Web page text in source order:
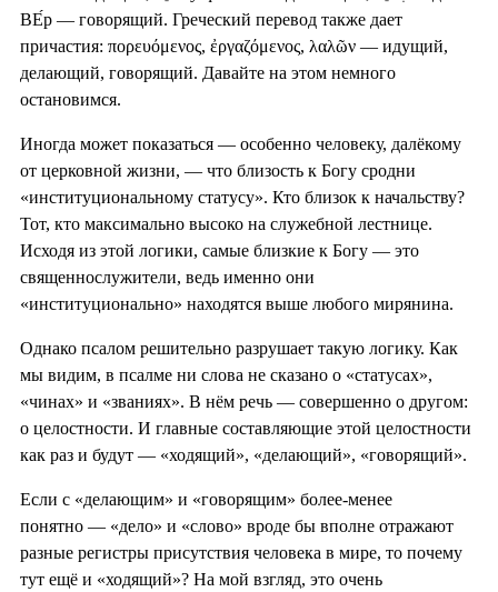
ВЕ́р — говорящий. Греческий перевод также дает
причастия: πορευόμενος, ἐργαζόμενος, λαλῶν — идущий,
делающий, говорящий. Давайте на этом немного
остановимся.
Иногда может показаться — особенно человеку, далёкому
от церковной жизни, — что близость к Богу сродни
«институциональному статусу». Кто близок к начальству?
Тот, кто максимально высоко на служебной лестнице.
Исходя из этой логики, самые близкие к Богу — это
священнослужители, ведь именно они
«институционально» находятся выше любого мирянина.
Однако псалом решительно разрушает такую логику. Как
мы видим, в псалме ни слова не сказано о «статусах»,
«чинах» и «званиях». В нём речь — совершенно о другом:
о целостности. И главные составляющие этой целостности
как раз и будут — «ходящий», «делающий», «говорящий».
Если с «делающим» и «говорящим» более-менее
понятно — «дело» и «слово» вроде бы вполне отражают
разные регистры присутствия человека в мире, то почему
тут ещё и «ходящий»? На мой взгляд, это очень